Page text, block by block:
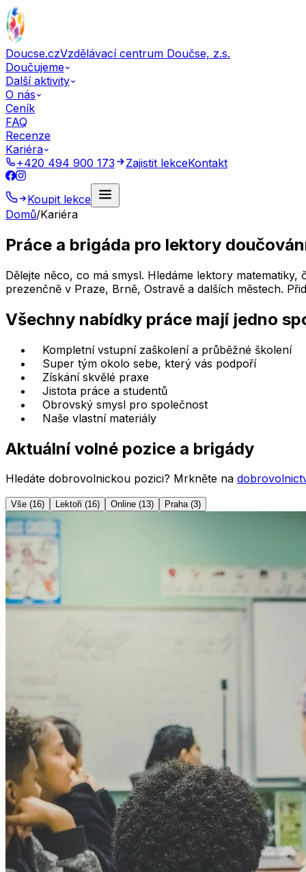
Doucse.czVzdělávací centrum Doučse, z.s.
Doučujeme
Další aktivity
O nás
Ceník
FAQ
Recenze
Kariéra
+420 494 900 173
Zajistit lekceKontakt
Koupit lekce
Domů/Kariéra
Práce a brigáda pro lektory
Dělejte něco, co má smysl. Hledáme lektory
prezenčně v Praze, Brně, Ostravě a dalších městech.
Všechny nabídky práce mají jedno
Kompletní vstupní zaškolení a průběžné školení
Super tým okolo sebe, který vás podpoří
Získání skvělé praxe
Jistota práce a studentů
Obrovský smysl pro společnost
Naše vlastní materiály
Aktuální volné pozice a brigády
Hledáte dobrovolnickou pozici? Mrkněte na
Vše (16) Lektoři (16) Online (13) Praha (3)